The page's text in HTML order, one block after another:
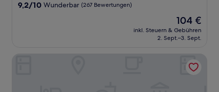
Unterkunft
9.2
9,2/10 Wunderbar (267 Bewertungen)
Der
Preis
beträgt
104 €
inkl. Steuern & Gebühren
2. Sept.–3. Sept.